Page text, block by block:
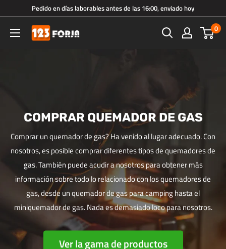
directamente
Pedido en días laborables antes de las 16:00, enviado hoy
123forja.es 0
COMPRAR QUEMADOR DE GAS
Comprar un quemador de gas? Ha venido al lugar adecuado. Con
nosotros, es posible comprar diferentes tipos de quemadores de
gas. También puede acudir a nosotros para obtener más
información sobre todo lo relacionado con los quemadores de
gas, desde un quemador de gas para camping hasta el
miniquemador de gas. Nada es demasiado loco para nosotros.
Ver la gama de productos